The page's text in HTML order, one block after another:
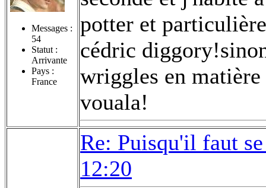
Messages :
54
Statut :
Arrivante
Pays :
France
potter et
cédric
wriggles en
vouala!
Re: Puisqu'il faut
12:20